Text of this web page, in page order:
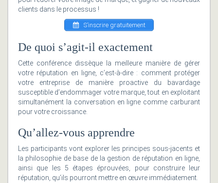
clients dans le processus !
S’inscrire gratuitement
De quoi s’agit-il exactement
Cette conférence dissèque la meilleure manière de gérer
votre réputation en ligne, c’est-à-dire : comment protéger
votre entreprise de manière proactive du bavardage
susceptible d’endommager votre marque, tout en exploitant
simultanément la conversation en ligne comme carburant
pour votre croissance.
Qu’allez-vous apprendre
Les participants vont explorer les principes sous-jacents et
la philosophie de base de la gestion de réputation en ligne,
ainsi que les 5 étapes éprouvées, pour construire leur
réputation, qu’ils pourront mettre en œuvre immédiatement.